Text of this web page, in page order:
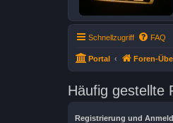
Schnellzugriff FAQ
Portal Foren-
Häufig gestellte
Registrierung und